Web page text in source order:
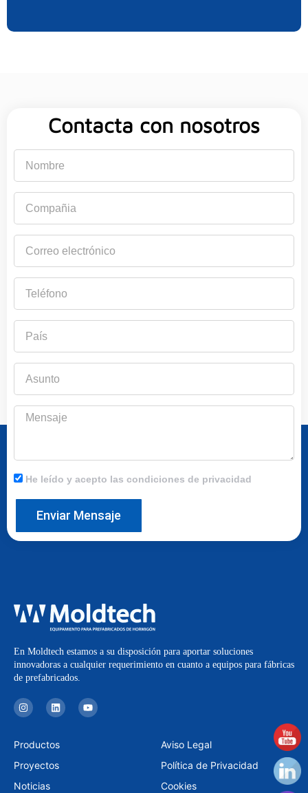
Contacta con nosotros
electrónico
Mensaje
He leído y acepto las condiciones de privacidad
Enviar Mensaje
En Moldtech estamos a su disposición para aportar soluciones
innovadoras a cualquier requerimiento en cuanto a equipos para fábricas
de prefabricados.
I
n
s
a
g
a
L
i
n
e
d
n
Y
o
u
Productos
Proyectos
Noticias
Aviso Legal
Política de Privacidad
Cookies